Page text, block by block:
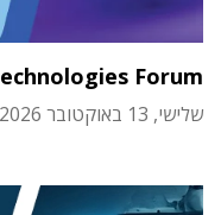
Forum
שלישי, 13 באוקטובר 2026